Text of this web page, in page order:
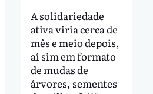
A solidariedade
ativa viria cerca de
mês e meio depois,
aí sim em formato
de mudas de
árvores, sementes